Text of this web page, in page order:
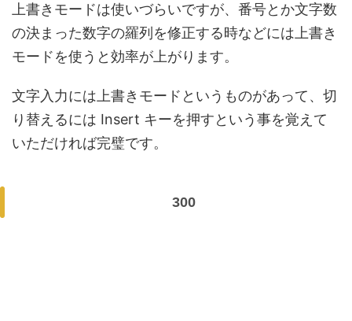
上書きモードは使いづらいですが、番号とか文字数
の決まった数字の羅列を修正する時などには上書き
モードを使うと効率が上がります。
文字入力には上書きモードというものがあって、切
り替えるには Insert キーを押すという事を覚えて
いただければ完璧です。
300